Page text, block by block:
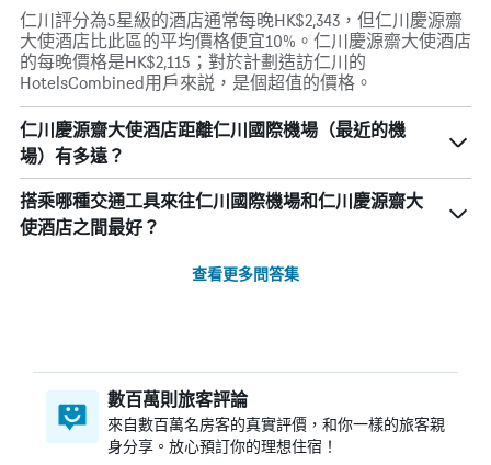
仁川評分為5星級的酒店通常每晚HK$2,343，但仁川慶源齋
大使酒店比此區的平均價格便宜10%。仁川慶源齋大使酒店
的每晚價格是HK$2,115；對於計劃造訪仁川的
HotelsCombined用戶來説，是個超值的價格。
仁川慶源齋大使酒店距離仁川國際機場（最近的機
場）有多遠？
搭乘哪種交通工具來往仁川國際機場和仁川慶源齋大
使酒店之間最好？
查看更多問答集
數百萬則旅客評論
來自數百萬名房客的真實評價，和你一樣的旅客親
身分享。放心預訂你的理想住宿！